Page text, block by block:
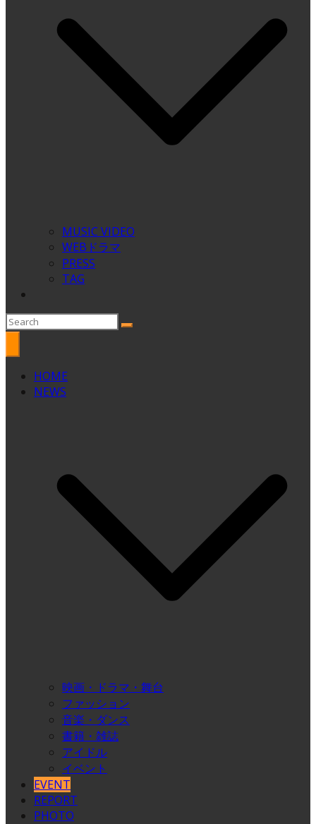
MUSIC VIDEO
WEBドラマ
PRESS
TAG
HOME
NEWS
映画・ドラマ・舞台
ファッション
音楽・ダンス
書籍・雑誌
アイドル
イベント
EVENT
REPORT
PHOTO